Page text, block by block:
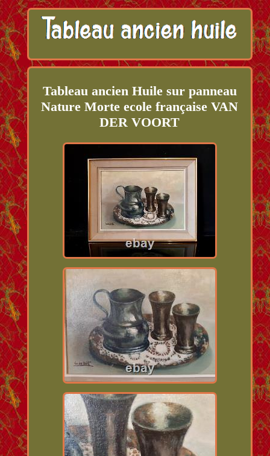
Tableau ancien Huile sur panneau
Nature Morte ecole française VAN
DER VOORT